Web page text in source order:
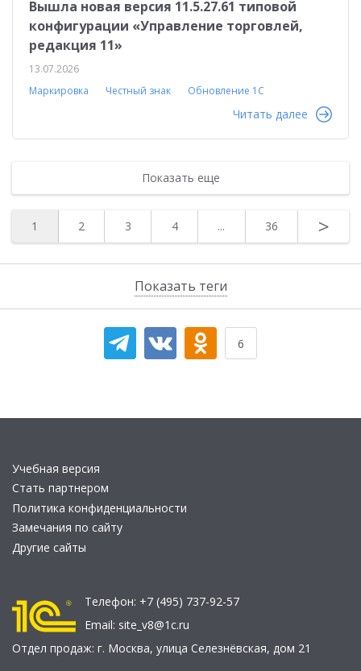
Показать теги
Вышла новая версия 11.5.27.61 типовой
конфигурации «Управление торговлей,
редакция 11»
13.07.2026
Маркировка
Честный знак Обновление 1С
Читать далее
Показать еще
1 2 3 4 ... 36 >
6
Учебная версия
Стать партнером
Политика конфиденциальности
Замечания по сайту
Другие сайты
Телефон: +7 (495) 737-92-57
Email: site_v8@1c.ru
Отдел продаж: г. Москва, улица Селезнёвская, дом 21